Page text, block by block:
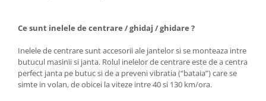
Ce sunt inelele de centrare / ghidaj / ghidare ?
Inelele de centrare sunt accesorii ale jantelor si se monteaza intre
butucul masinii si janta. Rolul inelelor de centrare este de a centra
perfect janta pe butuc si de a preveni vibratia (“bataia”) care se
simte in volan, de obicei la viteze intre 40 si 130 km/ora.